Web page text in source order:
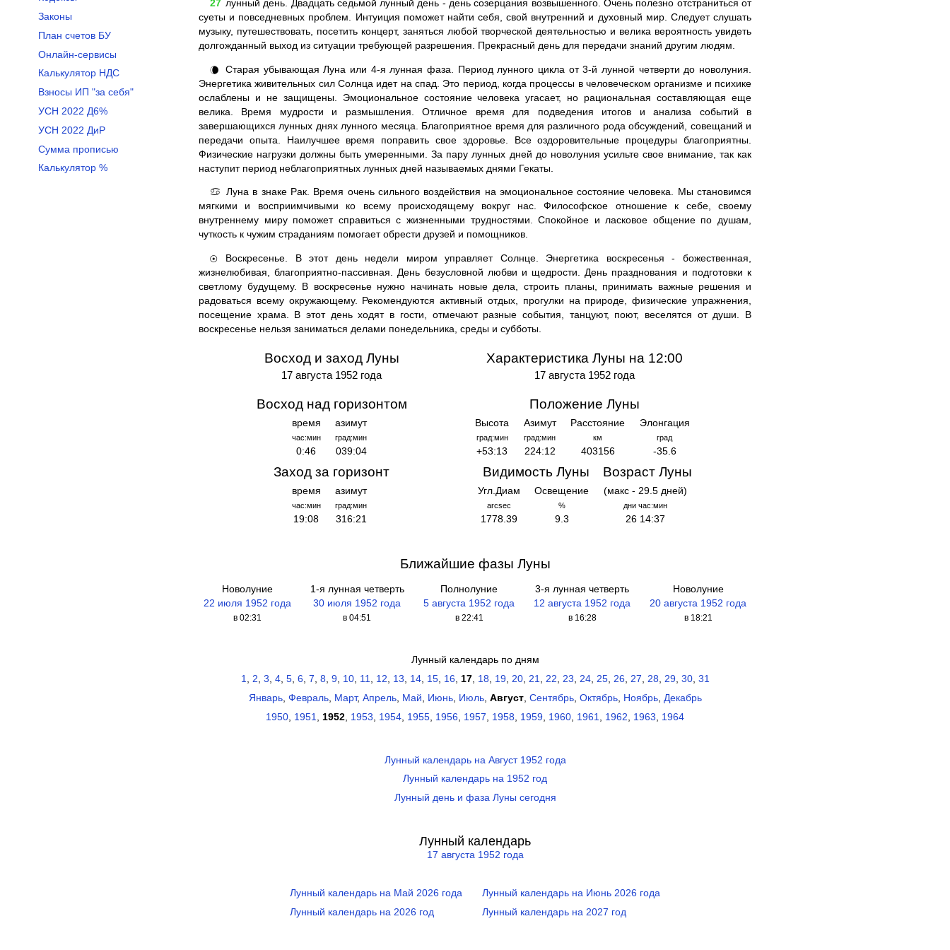
27 лунный день. Двадцать седьмой лунный день - день созерцания возвышенного. Очень полезно отстраниться от
суеты и повседневных проблем. Интуиция поможет найти себя, свой внутренний и духовный мир. Следует слушать
музыку, путешествовать, посетить концерт, заняться любой творческой деятельностью и велика вероятность увидеть
долгожданный выход из ситуации требующей разрешения. Прекрасный день для передачи знаний другим людям.
🌘
Старая убывающая Луна или 4-я лунная фаза. Период лунного цикла от 3-й лунной четверти до новолуния.
Энергетика живительных сил Солнца идет на спад. Это период, когда процессы в человеческом организме и психике
ослаблены и не защищены. Эмоциональное состояние человека угасает, но рациональная составляющая еще
велика. Время мудрости и размышления. Отличное время для подведения итогов и анализа событий в
завершающихся лунных днях лунного месяца. Благоприятное время для различного рода обсуждений, совещаний и
передачи опыта. Наилучшее время поправить свое здоровье. Все оздоровительные процедуры благоприятны.
Физические нагрузки должны быть умеренными. За пару лунных дней до новолуния усильте свое внимание, так как
наступит период неблагоприятных лунных дней называемых днями Гекаты.
♋
Луна в знаке Рак. Время очень сильного воздействия на эмоциональное состояние человека. Мы становимся
мягкими и восприимчивыми ко всему происходящему вокруг нас. Философское отношение к себе, своему
внутреннему миру поможет справиться с жизненными трудностями. Спокойное и ласковое общение по душам,
чуткость к чужим страданиям помогает обрести друзей и помощников.
☉
Воскресенье. В этот день недели миром управляет Солнце. Энергетика воскресенья - божественная,
жизнелюбивая, благоприятно-пассивная. День безусловной любви и щедрости. День празднования и подготовки к
светлому будущему. В воскресенье нужно начинать новые дела, строить планы, принимать важные решения и
радоваться всему окружающему. Рекомендуются активный отдых, прогулки на природе, физические упражнения,
посещение храма. В этот день ходят в гости, отмечают разные события, танцуют, поют, веселятся от души. В
воскресенье нельзя заниматься делами понедельника, среды и субботы.
Восход и заход Луны
17 августа 1952 года
Восход над горизонтом
время
час:мин
0:46
азимут
град:мин
039:04
Заход за горизонт
время
час:мин
19:08
азимут
град:мин
316:21
Характеристика Луны на 12:00
17 августа 1952 года
Положение Луны
Высота
град:мин
+53:13
Азимут
град:мин
224:12
Расстояние
км
403156
Элонгация
град
-35.6
Видимость Луны
Угл.Диам
arcsec
1778.39
Освещение
%
9.3
Возраст Луны
(макс - 29.5 дней)
дни час:мин
26 14:37
Ближайшие фазы Луны
Новолуние
22 июля 1952 года
в 02:31
1-я лунная четверть
30 июля 1952 года
в 04:51
Полнолуние
5 августа 1952 года
в 22:41
3-я лунная четверть
12 августа 1952 года
в 16:28
Новолуние
20 августа 1952 года
в 18:21
Лунный календарь по дням
1, 2, 3, 4, 5, 6, 7, 8, 9, 10, 11, 12, 13, 14, 15, 16, 17, 18, 19, 20, 21, 22, 23, 24, 25, 26, 27, 28, 29, 30, 31
Январь, Февраль, Март, Апрель, Май Июнь, Июль, Август, Сентябрь, Октябрь, Ноябрь, Декабрь
1950 1951 1952 1953 1954 1955 1956 1957 1958 1959 1960 1961 1962 1963 1964
Лунный календарь на Август 1952 года
Лунный календарь на 1952 год
Лунный день и фаза Луны сегодня
Лунный календарь
17 августа 1952 года
Лунный календарь на Май 2026 года
Лунный календарь на 2026 год
Лунный календарь на Июнь 2026 года
Лунный календарь на 2027 год
Законы
План счетов БУ
Онлайн-сервисы
Калькулятор НДС
Взносы ИП "за себя"
УСН 2022 Д6%
УСН 2022 ДиР
Сумма прописью
Калькулятор %